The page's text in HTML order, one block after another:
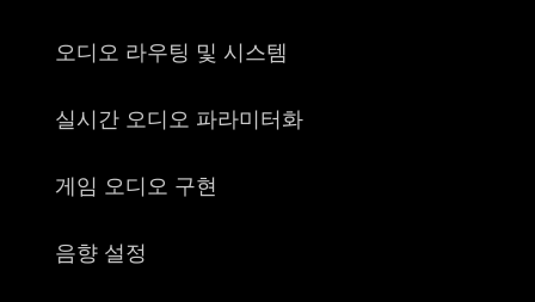
오디오 라우팅 및 시스템
실시간 오디오 파라미터화
게임 오디오 구현
음향 설정